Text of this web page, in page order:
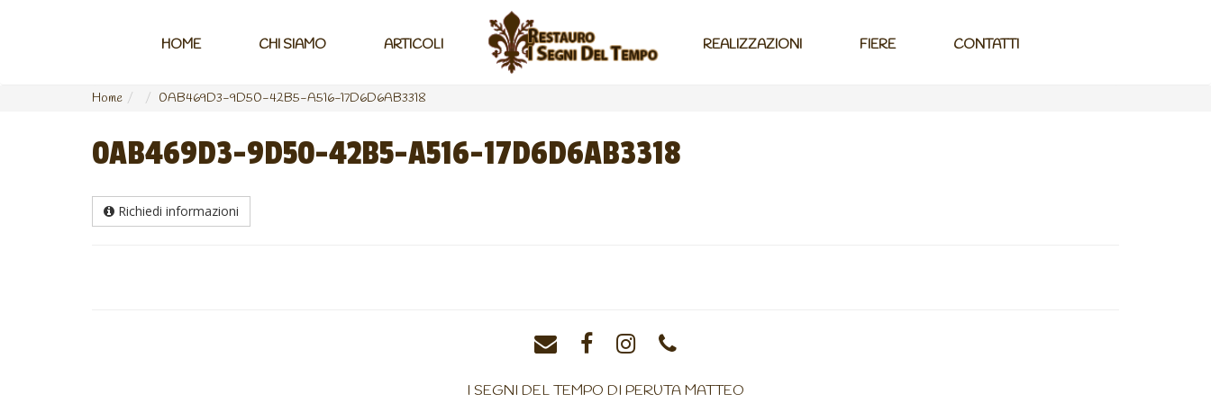
HOME CHI SIAMO ARTICOLI REALIZZAZIONI FIERE CONTATTI
Home 0AB469D3-9D50-42B5-A516-17D6D6AB3318
0AB469D3-9D50-42B5-A516-17D6D6AB3318
Richiedi informazioni
I SEGNI DEL TEMPO DI PERUTA MATTEO